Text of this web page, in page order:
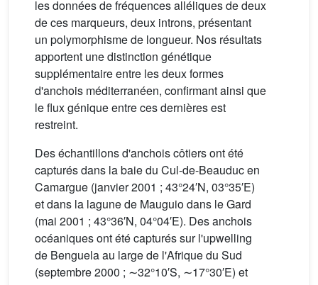
les données de fréquences alléliques de deux
de ces marqueurs, deux introns, présentant
un polymorphisme de longueur. Nos résultats
apportent une distinction génétique
supplémentaire entre les deux formes
d'anchois méditerranéen, confirmant ainsi que
le flux génique entre ces dernières est
restreint.
Des échantillons d'anchois côtiers ont été
capturés dans la baie du Cul-de-Beauduc en
Camargue (janvier 2001 ; 43°24′N, 03°35′E)
et dans la lagune de Mauguio dans le Gard
(mai 2001 ; 43°36′N, 04°04′E). Des anchois
océaniques ont été capturés sur l'upwelling
de Benguela au large de l'Afrique du Sud
(septembre 2000 ; ∼32°10′S, ∼17°30′E) et